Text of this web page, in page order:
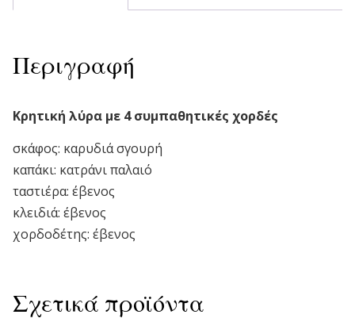
Περιγραφή
Κρητική λύρα με 4 συμπαθητικές χορδές
σκάφος: καρυδιά σγουρή
καπάκι: κατράνι παλαιό
ταστιέρα: έβενος
κλειδιά: έβενος
χορδοδέτης: έβενος
Σχετικά προϊόντα